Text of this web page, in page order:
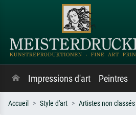
Impressions d'art Peintres
Accueil Style d'art Artistes non classés